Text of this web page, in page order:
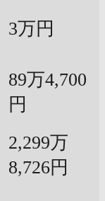
3万円
89万4,700
円
2,299万
8,726円